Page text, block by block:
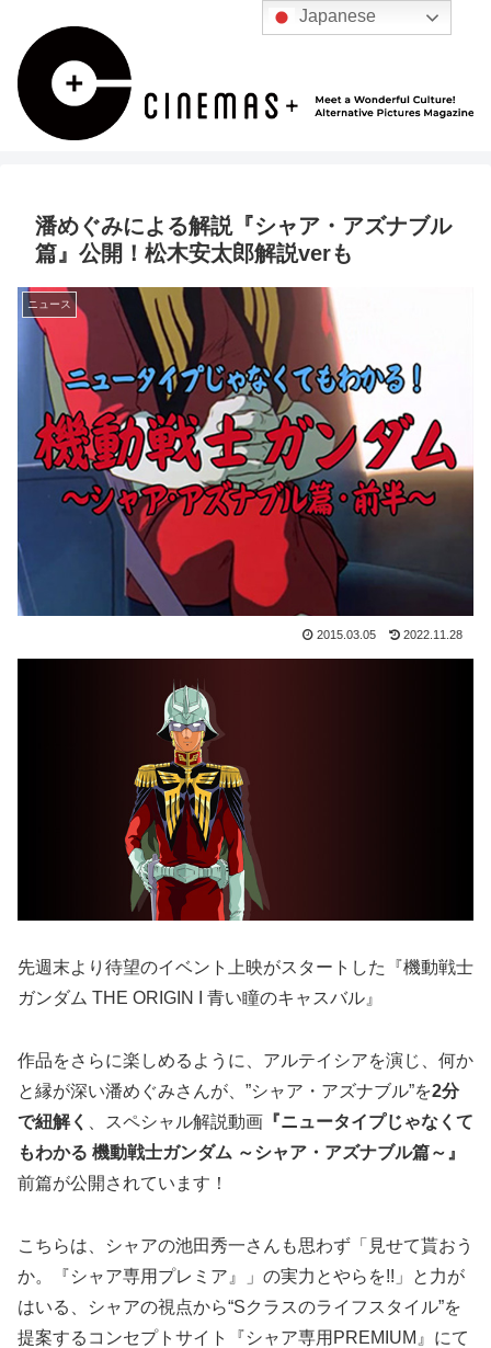
潘めぐみによる解説『シャア・アズナブル
篇』公開！松木安太郎解説verも
ニュース
2015.03.05 2022.11.28
先週末より待望のイベント上映がスタートした『機動戦士
ガンダム THE ORIGIN I 青い瞳のキャスバル』
作品をさらに楽しめるように、アルテイシアを演じ、何か
と縁が深い潘めぐみさんが、”シャア・アズナブル”を2分
で紐解く
、スペシャル解説動画 『ニュータイプじゃなくて
もわかる 機動戦士ガンダム ～シャア・アズナブル篇～』
前篇が公開されています！
こちらは、シャアの池田秀一さんも思わず「見せて貰おう
か。『シャア専用プレミア』」の実力とやらを!!」と力が
はいる、シャアの視点から“Sクラスのライフスタイル”を
提案するコンセプトサイト『シャア専用PREMIUM』にて
Japanese